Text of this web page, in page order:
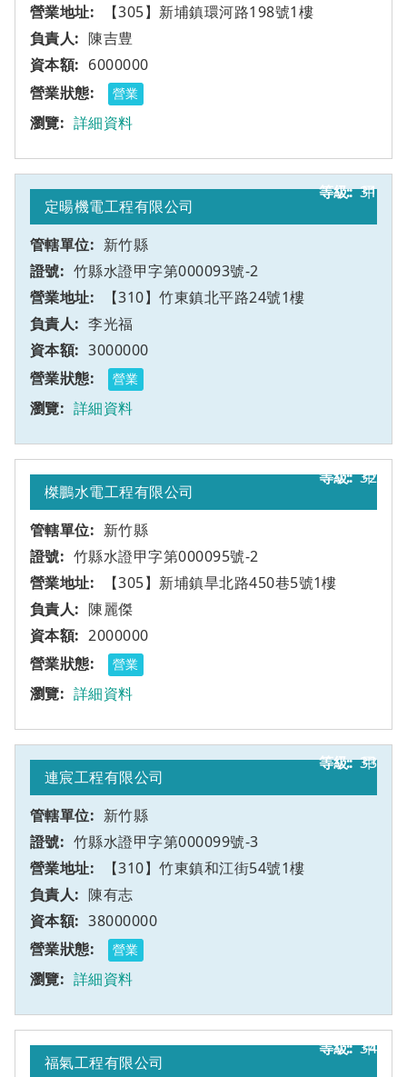
【305】新埔鎮環河路198號1樓
陳吉豊
6000000
營業
詳細資料
31
定暘機電工程有限公司
新竹縣
竹縣水證甲字第000093號-2
【310】竹東鎮北平路24號1樓
甲
李光福
3000000
營業
詳細資料
32
榤鵬水電工程有限公司
新竹縣
竹縣水證甲字第000095號-2
【305】新埔鎮旱北路450巷5號1樓
甲
陳麗傑
2000000
營業
詳細資料
33
連宸工程有限公司
新竹縣
竹縣水證甲字第000099號-3
【310】竹東鎮和江街54號1樓
甲
陳有志
38000000
營業
詳細資料
34
福氣工程有限公司
甲